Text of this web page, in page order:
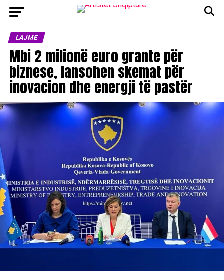
LAJME
Mbi 2 milionë euro grante për
biznese, lansohen skemat për
inovacion dhe energji të pastër